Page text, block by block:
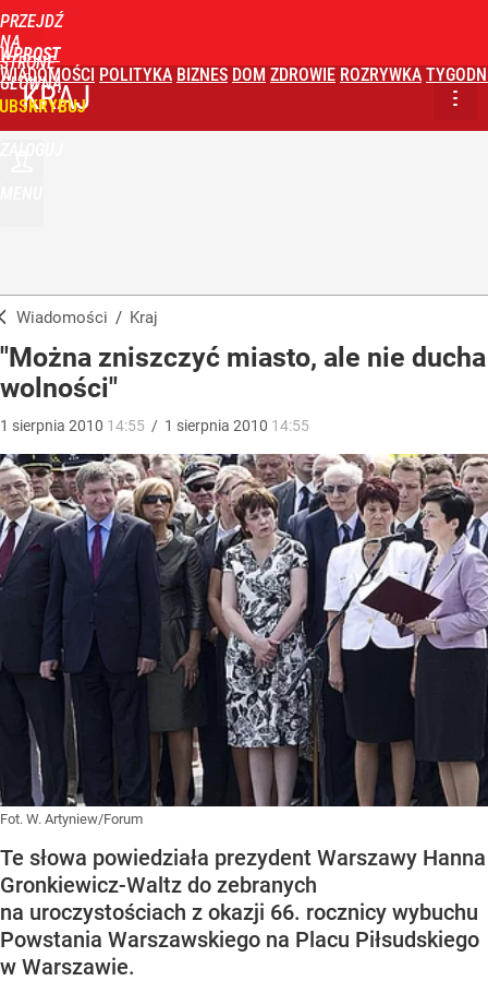
PRZEJDŹ
NA
STRONĘ
GŁÓWNĄ
WPROST
WIADOMOŚCI POLITYKA BIZNES DOM ZDROWIE ROZRYWKA
KRAJ
Wiadomości / Kraj
"Można zniszczyć miasto, ale nie ducha
wolności"
1 sierpnia 2010 14:55 / 1 sierpnia 2010 14:55
Fot. W. Artyniew/Forum
Te słowa powiedziała prezydent Warszawy Hanna
Gronkiewicz-Waltz do zebranych
na uroczystościach z okazji 66. rocznicy wybuchu
Powstania Warszawskiego na Placu Piłsudskiego
w Warszawie.